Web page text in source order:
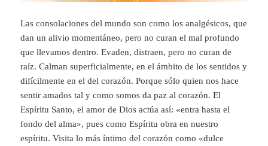
Las consolaciones del mundo son como los analgésicos, que
dan un alivio momentáneo, pero no curan el mal profundo
que llevamos dentro. Evaden, distraen, pero no curan de
raíz. Calman superficialmente, en el ámbito de los sentidos y
difícilmente en el del corazón. Porque sólo quien nos hace
sentir amados tal y como somos da paz al corazón. El
Espíritu Santo, el amor de Dios actúa así: «entra hasta el
fondo del alma», pues como Espíritu obra en nuestro
espíritu. Visita lo más íntimo del corazón como «dulce